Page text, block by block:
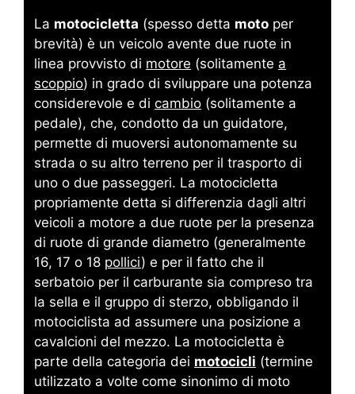
La motocicletta (spesso detta moto per
brevità) è un veicolo avente due ruote in
linea provvisto di motore (solitamente a
scoppio) in grado di sviluppare una potenza
considerevole e di cambio (solitamente a
pedale), che, condotto da un guidatore,
permette di muoversi autonomamente su
strada o su altro terreno per il trasporto di
uno o due passeggeri. La motocicletta
propriamente detta si differenzia dagli altri
veicoli a motore a due ruote per la presenza
di ruote di grande diametro (generalmente
16, 17 o 18 pollici) e per il fatto che il
serbatoio per il carburante sia compreso tra
la sella e il gruppo di sterzo, obbligando il
motociclista ad assumere una posizione a
cavalcioni del mezzo. La motocicletta è
parte della categoria dei motocicli (termine
utilizzato a volte come sinonimo di moto